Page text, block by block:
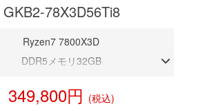
GKB2-78X3D56Ti8
Ryzen7 7800X3D
DDR5メモリ32GB
NVMeSSD 1TB
349,800円 (税込)